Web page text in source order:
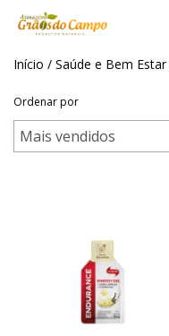
Início / Saúde e Bem Estar
Ordenar por